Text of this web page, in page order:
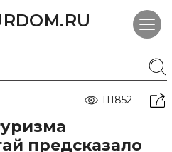
111852
предсказало